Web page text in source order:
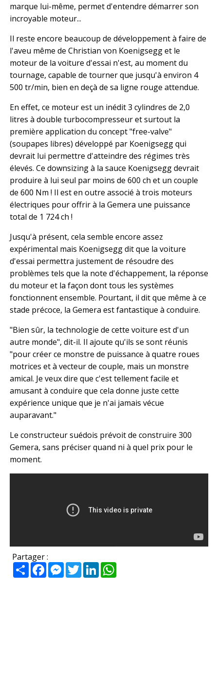
marque lui-même, permet d'entendre démarrer son
incroyable moteur...
Il reste encore beaucoup de développement à faire de
l'aveu même de Christian von Koenigsegg et le
moteur de la voiture d'essai n'est, au moment du
tournage, capable de tourner que jusqu'à environ 4
500 tr/min, bien en deçà de sa ligne rouge attendue.
En effet, ce moteur est un inédit 3 cylindres de 2,0
litres à double turbocompresseur et surtout la
première application du concept "free-valve"
(soupapes libres) développé par Koenigsegg qui
devrait lui permettre d'atteindre des régimes très
élevés. Ce downsizing à la sauce Koenigsegg devrait
produire à lui seul par moins de 600 ch et un couple
de 600 Nm ! Il est en outre associé à trois moteurs
électriques pour offrir à la Gemera une puissance
total de 1 724 ch !
Jusqu'à présent, cela semble encore assez
expérimental mais Koenigsegg dit que la voiture
d'essai permettra justement de résoudre des
problèmes tels que la note d'échappement, la réponse
du moteur et la façon dont tous les systèmes
fonctionnent ensemble. Pourtant, il dit que même à ce
stade précoce, la Gemera est fantastique à conduire.
"Bien sûr, la technologie de cette voiture est d'un
autre monde", dit-il. Il ajoute qu'ils se sont réunis
"pour créer ce monstre de puissance à quatre roues
motrices et à vecteur de couple, mais un monstre
amical. Je veux dire que c'est tellement facile et
amusant à conduire que cela donne juste cette
expérience unique que je n'ai jamais vécue
auparavant."
Le constructeur suédois prévoit de construire 300
Gemera, sans préciser quand ni à quel prix pour le
moment.
Partager :
PartagerFacebookMessenger
TwitterLinkedIn